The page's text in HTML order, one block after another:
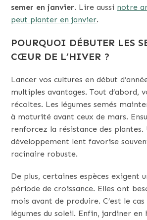
semer en janvier. Lire aussi notre
peut planter en janvier.
POURQUOI DÉBUTER LES
CŒUR DE L’HIVER ?
Lancer vos cultures en début
multiples avantages. Tout d’abord,
récoltes. Les légumes semés
à maturité avant ceux de mars.
renforcez la résistance des plantes.
développement lent favorise
racinaire robuste.
De plus, certaines espèces exigent
période de croissance. Elles ont
mois avant de produire. C’est le
légumes du soleil. Enfin, jardiner en